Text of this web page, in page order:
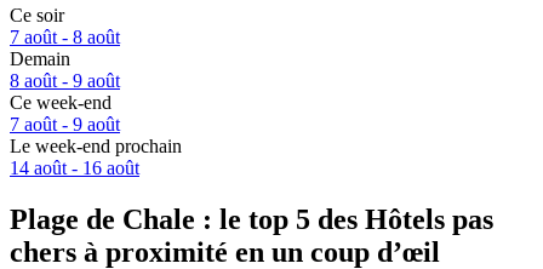
Ce soir
7 août - 8 août
Demain
8 août - 9 août
Ce week-end
7 août - 9 août
Le week-end prochain
14 août - 16 août
Plage de Chale : le top 5 des Hôtels pas
chers à proximité en un coup d’œil